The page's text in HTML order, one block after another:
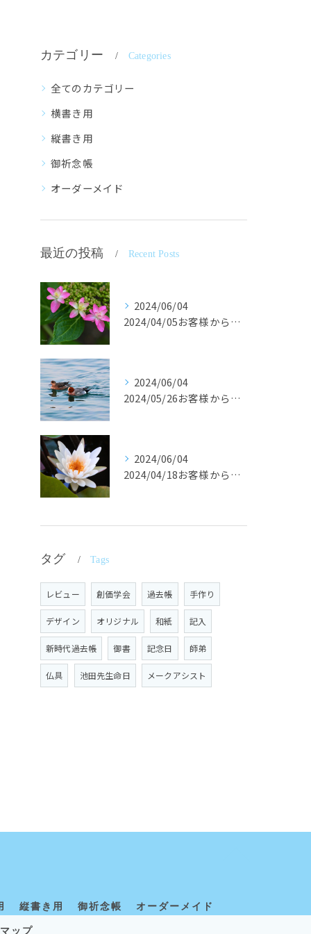
カテゴリー Categories
全てのカテゴリー
横書き用
縦書き用
御祈念帳
オーダーメイド
最近の投稿 Recent Posts
2024/06/04
2024/04/05お客様からの声です。
2024/06/04
2024/05/26お客様からの声です。
2024/06/04
2024/04/18お客様からの声
タグ Tags
レビュー 創価学会 過去帳 手作り
デザイン オリジナル 和紙 記入
新時代過去帳 御書 記念日 師弟
仏具 池田先生命日 メークアシスト
縦書き用 御祈念帳 オーダーメイド
ップ